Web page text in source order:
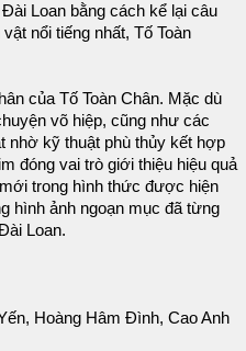
Loan bằng cách kể lại câu
nổi tiếng nhất, Tố Toàn
của Tố Toàn Chân. Mặc dù
võ hiệp, cũng như các
nhờ kỹ thuật phù thủy kết hợp
đóng vai trò giới thiệu hiệu quả
trong hình thức được hiện
hình ảnh ngoạn mục đã từng
Loan.
Hoàng Hâm Đình, Cao Anh